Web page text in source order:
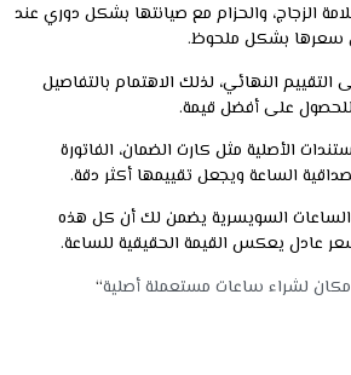
الزجاج، والحزام مع صيانتها بشكل دوري عند
سعرها بشكل ملحوظ.
النهائي، لذلك الاهتمام بالتفاصيل
على أفضل قيمة.
الأصلية مثل كارت الضمان، الفاتورة
الساعة ويجعل تقييمها أكثر دقة.
الساعات السويسرية يضمن لك أن كل هذه
عادل يعكس القيمة الحقيقية للساعة.
لشراء ساعات مستعملة أصلية“